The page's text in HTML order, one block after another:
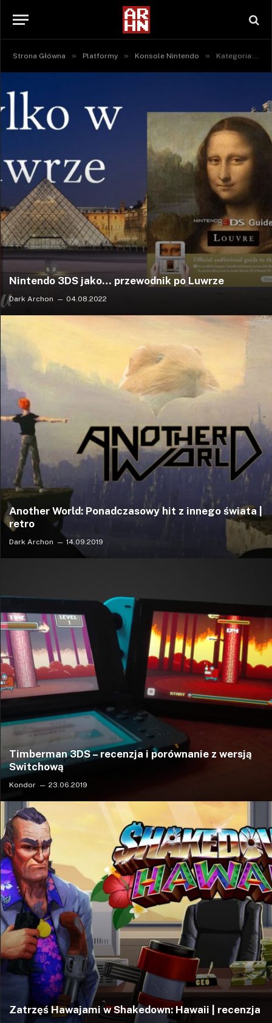
Strona Główna » Platformy » Konsole Nintendo » Kategoria: "Nintendo 3DS" (Strona 3)
Nintendo 3DS jako… przewodnik po Luwrze
Dark Archon 04.08.2022
Another World: Ponadczasowy hit z innego świata |
retro
Dark Archon 14.09.2019
Timberman 3DS – recenzja i porównanie z wersją
Switchową
Kondor 23.06.2019
Zatrzęś Hawajami w Shakedown: Hawaii | recenzja